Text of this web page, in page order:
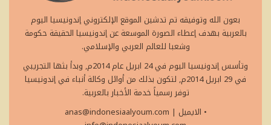
بعون الله وتوفيقه تم تدشين الموقع الإلكتروني إندونيسيا اليوم
بالعربية بهدف إعطاء الصورة الموسعة عن إندونيسيا الحقيقة حكومة
وشعبا للعالم العربي والإسلامي.
وتأسس إندونيسيا اليوم في 24 ابريل عام 2014م, وبدأ بثها التجريبي
في 29 ابريل 2014م, لتكون بذلك من أوائل وكالة أنباء في إندونيسيا
توفر رسمياً خدمة الأخبار بالعربية.
• الايميل
anas@indonesiaalyoum.com |